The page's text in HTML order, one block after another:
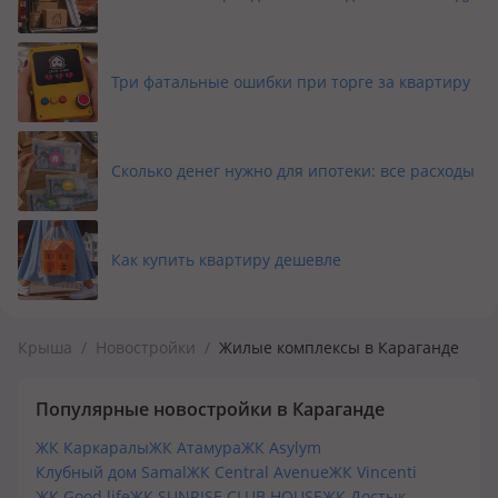
четырёхголосной новой дорогой позволят быстро
добраться до любой точки города.
Для удобного проживания рядом с жилым комплексом
в шаговой доступности расположены все необходимые
значимые объекты: супермаркеты (NormaN, Metro,
Magnum), аптеки, салоны красоты, фитнес центр World
Class и торговый комплекс Global City
Всего в нескольких шагах от ЖК для детей школьного
возраста расположены общеобразовательный школы
и гимназии: №101, №102, №103, НИШ.
Для самых маленьких детей дошкольного возраста в
сады: Happy Kids, Ак ерке, Алтын бесек, Алтын сака,
Крыша из сборных железо-бетонных плит перекрытия,
покрытая мягкой, рулонной кровлей Техноэласт.
Три фатальные ошибки при торге за квартиру
Сколько денег нужно для ипотеки: все расходы
Как купить квартиру дешевле
Крыша / Новостройки / Жилые комплексы в Караганде
Популярные новостройки в Караганде
ЖК КаркаралыЖК АтамураЖК Asylym
Клубный дом SamalЖК Central AvenueЖК Vincenti